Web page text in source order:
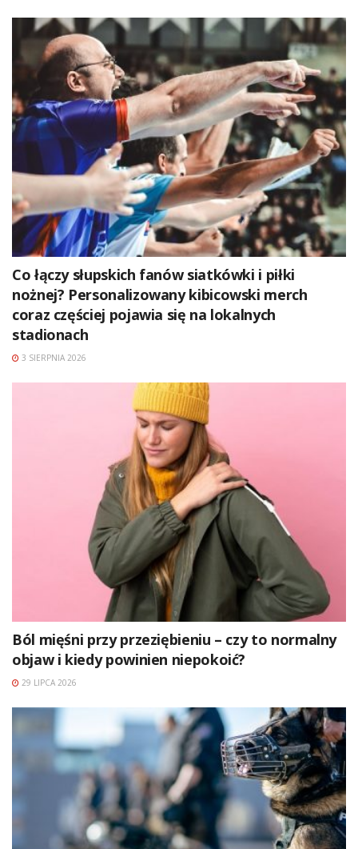
Co łączy słupskich fanów siatkówki i piłki
nożnej? Personalizowany kibicowski merch
coraz częściej pojawia się na lokalnych
stadionach
3 SIERPNIA 2026
Ból mięśni przy przeziębieniu – czy to normalny
objaw i kiedy powinien niepokoić?
29 LIPCA 2026